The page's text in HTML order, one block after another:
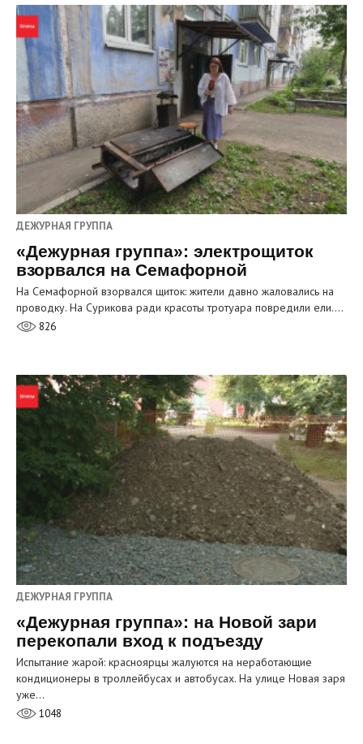
ДЕЖУРНАЯ ГРУППА
«Дежурная группа»: электрощиток
взорвался на Семафорной
На Семафорной взорвался щиток: жители давно жаловались на
проводку. На Сурикова ради красоты тротуара повредили ели.…
826
ДЕЖУРНАЯ ГРУППА
«Дежурная группа»: на Новой зари
перекопали вход к подъезду
Испытание жарой: красноярцы жалуются на неработающие
кондиционеры в троллейбусах и автобусах. На улице Новая заря
уже…
1048